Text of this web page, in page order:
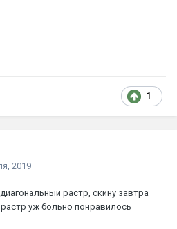
1
2019
растр, скину завтра
уж больно понравилось